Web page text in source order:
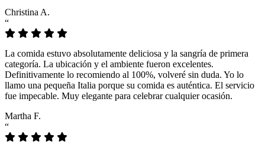
Christina A.
“
La comida estuvo absolutamente deliciosa y la sangría de primera
categoría. La ubicación y el ambiente fueron excelentes.
Definitivamente lo recomiendo al 100%, volveré sin duda. Yo lo
llamo una pequeña Italia porque su comida es auténtica. El servicio
fue impecable. Muy elegante para celebrar cualquier ocasión.
Martha F.
“